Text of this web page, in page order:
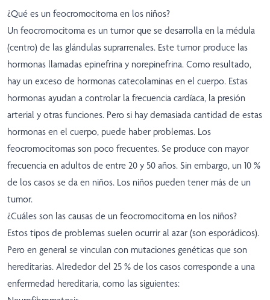
¿Qué es un feocromocitoma en los niños?
Un feocromocitoma es un tumor que se desarrolla en la médula
(centro) de las glándulas suprarrenales. Este tumor produce las
hormonas llamadas epinefrina y norepinefrina. Como resultado,
hay un exceso de hormonas catecolaminas en el cuerpo. Estas
hormonas ayudan a controlar la frecuencia cardíaca, la presión
arterial y otras funciones. Pero si hay demasiada cantidad de estas
hormonas en el cuerpo, puede haber problemas. Los
feocromocitomas son poco frecuentes. Se produce con mayor
frecuencia en adultos de entre 20 y 50 años. Sin embargo, un 10 %
de los casos se da en niños. Los niños pueden tener más de un
tumor.
¿Cuáles son las causas de un feocromocitoma en los niños?
Estos tipos de problemas suelen ocurrir al azar (son esporádicos).
Pero en general se vinculan con mutaciones genéticas que son
hereditarias. Alrededor del 25 % de los casos corresponde a una
enfermedad hereditaria, como las siguientes: